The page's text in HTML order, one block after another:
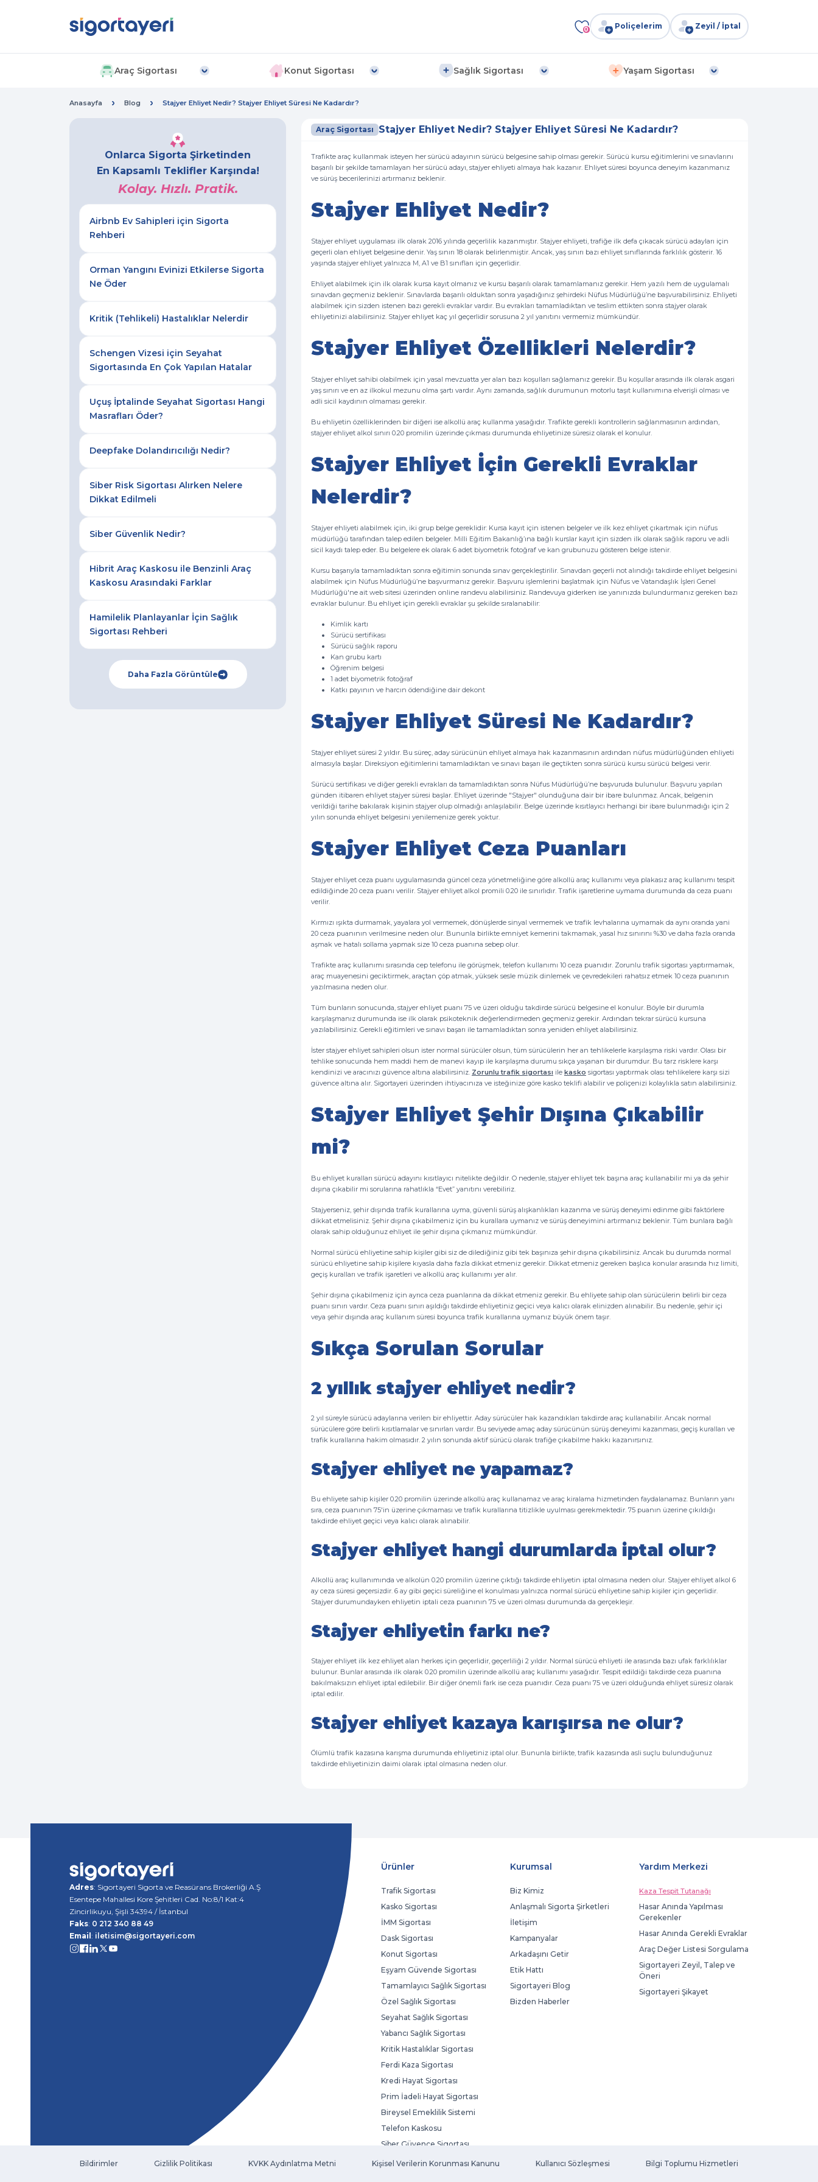
0 Poliçelerim Zeyil / İptal
Araç Sigortası Konut Sigortası Sağlık Sigortası Yaşam Sigortası
Anasayfa Blog Stajyer Ehliyet Nedir? Stajyer Ehliyet Süresi Ne Kadardır?
Onlarca Sigorta Şirketinden
En Kapsamlı Teklifler Karşında!
Kolay. Hızlı. Pratik.
Airbnb Ev Sahipleri için Sigorta
Rehberi
Orman Yangını Evinizi Etkilerse Sigorta
Ne Öder
Kritik (Tehlikeli) Hastalıklar Nelerdir
Schengen Vizesi için Seyahat
Sigortasında En Çok Yapılan Hatalar
Uçuş İptalinde Seyahat Sigortası Hangi
Masrafları Öder?
Deepfake Dolandırıcılığı Nedir?
Siber Risk Sigortası Alırken Nelere
Dikkat Edilmeli
Siber Güvenlik Nedir?
Hibrit Araç Kaskosu ile Benzinli Araç
Kaskosu Arasındaki Farklar
Hamilelik Planlayanlar İçin Sağlık
Sigortası Rehberi
Daha Fazla Görüntüle
Araç Sigortası Stajyer Ehliyet Nedir? Stajyer Ehliyet Süresi Ne Kadardır?
Trafikte araç kullanmak isteyen her sürücü adayının sürücü belgesine sahip olması gerekir. Sürücü kursu eğitimlerini ve sınavlarını
başarılı bir şekilde tamamlayan her sürücü adayı, stajyer ehliyeti almaya hak kazanır. Ehliyet süresi boyunca deneyim kazanmanız
ve sürüş becerilerinizi artırmanız beklenir.
Stajyer Ehliyet Nedir?
Stajyer ehliyet uygulaması ilk olarak 2016 yılında geçerlilik kazanmıştır. Stajyer ehliyeti, trafiğe ilk defa çıkacak sürücü adayları için
geçerli olan ehliyet belgesine denir. Yaş sınırı 18 olarak belirlenmiştir. Ancak, yaş sınırı bazı ehliyet sınıflarında farklılık gösterir. 16
yaşında stajyer ehliyet yalnızca M, A1 ve B1 sınıfları için geçerlidir.
Ehliyet alabilmek için ilk olarak kursa kayıt olmanız ve kursu başarılı olarak tamamlamanız gerekir. Hem yazılı hem de uygulamalı
sınavdan geçmeniz beklenir. Sınavlarda başarılı olduktan sonra yaşadığınız şehirdeki Nüfus Müdürlüğü’ne başvurabilirsiniz. Ehliyeti
alabilmek için sizden istenen bazı gerekli evraklar vardır. Bu evrakları tamamladıktan ve teslim ettikten sonra stajyer olarak
ehliyetinizi alabilirsiniz. Stajyer ehliyet kaç yıl geçerlidir sorusuna 2 yıl yanıtını vermemiz mümkündür.
Stajyer Ehliyet Özellikleri Nelerdir?
Stajyer ehliyet sahibi olabilmek için yasal mevzuatta yer alan bazı koşulları sağlamanız gerekir. Bu koşullar arasında ilk olarak asgari
yaş sınırı ve en az ilkokul mezunu olma şartı vardır. Aynı zamanda, sağlık durumunun motorlu taşıt kullanımına elverişli olması ve
adli sicil kaydının olmaması gerekir.
Bu ehliyetin özelliklerinden bir diğeri ise alkollü araç kullanma yasağıdır. Trafikte gerekli kontrollerin sağlanmasının ardından,
stajyer ehliyet alkol sınırı 0.20 promilin üzerinde çıkması durumunda ehliyetinize süresiz olarak el konulur.
Stajyer Ehliyet İçin Gerekli Evraklar
Nelerdir?
Stajyer ehliyeti alabilmek için, iki grup belge gereklidir: Kursa kayıt için istenen belgeler ve ilk kez ehliyet çıkartmak için nüfus
müdürlüğü tarafından talep edilen belgeler. Milli Eğitim Bakanlığ’ına bağlı kurslar kayıt için sizden ilk olarak sağlık raporu ve adli
sicil kaydı talep eder. Bu belgelere ek olarak 6 adet biyometrik fotoğraf ve kan grubunuzu gösteren belge istenir.
Kursu başarıyla tamamladıktan sonra eğitimin sonunda sınav gerçekleştirilir. Sınavdan geçerli not alındığı takdirde ehliyet belgesini
alabilmek için Nüfus Müdürlüğü’ne başvurmanız gerekir. Başvuru işlemlerini başlatmak için Nüfus ve Vatandaşlık İşleri Genel
Müdürlüğü'ne ait web sitesi üzerinden online randevu alabilirsiniz. Randevuya giderken ise yanınızda bulundurmanız gereken bazı
evraklar bulunur. Bu ehliyet için gerekli evraklar şu şekilde sıralanabilir:
Kimlik kartı
Sürücü sertifikası
Sürücü sağlık raporu
Kan grubu kartı
Öğrenim belgesi
1 adet biyometrik fotoğraf
Katkı payının ve harcın ödendiğine dair dekont
Stajyer Ehliyet Süresi Ne Kadardır?
Stajyer ehliyet süresi 2 yıldır. Bu süreç, aday sürücünün ehliyet almaya hak kazanmasının ardından nüfus müdürlüğünden ehliyeti
almasıyla başlar. Direksiyon eğitimlerini tamamladıktan ve sınavı başarı ile geçtikten sonra sürücü kursu sürücü belgesi verir.
Sürücü sertifikası ve diğer gerekli evrakları da tamamladıktan sonra Nüfus Müdürlüğü’ne başvuruda bulunulur. Başvuru yapılan
günden itibaren ehliyet stajyer süresi başlar. Ehliyet üzerinde "Stajyer" olunduğuna dair bir ibare bulunmaz. Ancak, belgenin
verildiği tarihe bakılarak kişinin stajyer olup olmadığı anlaşılabilir. Belge üzerinde kısıtlayıcı herhangi bir ibare bulunmadığı için 2
yılın sonunda ehliyet belgesini yenilemenize gerek yoktur.
Stajyer Ehliyet Ceza Puanları
Stajyer ehliyet ceza puanı uygulamasında güncel ceza yönetmeliğine göre alkollü araç kullanımı veya plakasız araç kullanımı tespit
edildiğinde 20 ceza puanı verilir. Stajyer ehliyet alkol promili 0.20 ile sınırlıdır. Trafik işaretlerine uymama durumunda da ceza puanı
verilir.
Kırmızı ışıkta durmamak, yayalara yol vermemek, dönüşlerde sinyal vermemek ve trafik levhalarına uymamak da aynı oranda yani
20 ceza puanının verilmesine neden olur. Bununla birlikte emniyet kemerini takmamak, yasal hız sınırını %30 ve daha fazla oranda
aşmak ve hatalı sollama yapmak size 10 ceza puanına sebep olur.
Trafikte araç kullanımı sırasında cep telefonu ile görüşmek, telefon kullanımı 10 ceza puanıdır. Zorunlu trafik sigortası yaptırmamak,
araç muayenesini geciktirmek, araçtan çöp atmak, yüksek sesle müzik dinlemek ve çevredekileri rahatsız etmek 10 ceza puanının
yazılmasına neden olur.
Tüm bunların sonucunda, stajyer ehliyet puanı 75 ve üzeri olduğu takdirde sürücü belgesine el konulur. Böyle bir durumla
karşılaşmanız durumunda ise ilk olarak psikoteknik değerlendirmeden geçmeniz gerekir. Ardından tekrar sürücü kursuna
yazılabilirsiniz. Gerekli eğitimleri ve sınavı başarı ile tamamladıktan sonra yeniden ehliyet alabilirsiniz.
İster stajyer ehliyet sahipleri olsun ister normal sürücüler olsun, tüm sürücülerin her an tehlikelerle karşılaşma riski vardır. Olası bir
tehlike sonucunda hem maddi hem de manevi kayıp ile karşılaşma durumu sıkça yaşanan bir durumdur. Bu tarz risklere karşı
kendinizi ve aracınızı güvence altına alabilirsiniz. Zorunlu trafik sigortası ile kasko sigortası yaptırmak olası tehlikelere karşı sizi
güvence altına alır. Sigortayeri üzerinden ihtiyacınıza ve isteğinize göre kasko teklifi alabilir ve poliçenizi kolaylıkla satın alabilirsiniz.
Stajyer Ehliyet Şehir Dışına Çıkabilir
mi?
Bu ehliyet kuralları sürücü adayını kısıtlayıcı nitelikte değildir. O nedenle, stajyer ehliyet tek başına araç kullanabilir mi ya da şehir
dışına çıkabilir mi sorularına rahatlıkla “Evet” yanıtını verebiliriz.
Stajyerseniz, şehir dışında trafik kurallarına uyma, güvenli sürüş alışkanlıkları kazanma ve sürüş deneyimi edinme gibi faktörlere
dikkat etmelisiniz. Şehir dışına çıkabilmeniz için bu kurallara uymanız ve sürüş deneyimini artırmanız beklenir. Tüm bunlara bağlı
olarak sahip olduğunuz ehliyet ile şehir dışına çıkmanız mümkündür.
Normal sürücü ehliyetine sahip kişiler gibi siz de dilediğiniz gibi tek başınıza şehir dışına çıkabilirsiniz. Ancak bu durumda normal
sürücü ehliyetine sahip kişilere kıyasla daha fazla dikkat etmeniz gerekir. Dikkat etmeniz gereken başlıca konular arasında hız limiti,
geçiş kuralları ve trafik işaretleri ve alkollü araç kullanımı yer alır.
Şehir dışına çıkabilmeniz için ayrıca ceza puanlarına da dikkat etmeniz gerekir. Bu ehliyete sahip olan sürücülerin belirli bir ceza
puanı sınırı vardır. Ceza puanı sınırı aşıldığı takdirde ehliyetiniz geçici veya kalıcı olarak elinizden alınabilir. Bu nedenle, şehir içi
veya şehir dışında araç kullanım süresi boyunca trafik kurallarına uymanız büyük önem taşır.
Sıkça Sorulan Sorular
2 yıllık stajyer ehliyet nedir?
2 yıl süreyle sürücü adaylarına verilen bir ehliyettir. Aday sürücüler hak kazandıkları takdirde araç kullanabilir. Ancak normal
sürücülere göre belirli kısıtlamalar ve sınırları vardır. Bu seviyede amaç aday sürücünün sürüş deneyimi kazanması, geçiş kuralları ve
trafik kurallarına hakim olmasıdır. 2 yılın sonunda aktif sürücü olarak trafiğe çıkabilme hakkı kazanırsınız.
Stajyer ehliyet ne yapamaz?
Bu ehliyete sahip kişiler 0.20 promilin üzerinde alkollü araç kullanamaz ve araç kiralama hizmetinden faydalanamaz. Bunların yanı
sıra, ceza puanının 75'in üzerine çıkmaması ve trafik kurallarına titizlikle uyulması gerekmektedir. 75 puanın üzerine çıkıldığı
takdirde ehliyet geçici veya kalıcı olarak alınabilir.
Stajyer ehliyet hangi durumlarda iptal olur?
Alkollü araç kullanımında ve alkolün 0.20 promilin üzerine çıktığı takdirde ehliyetin iptal olmasına neden olur. Stajyer ehliyet alkol 6
ay ceza süresi geçersizdir. 6 ay gibi geçici süreliğine el konulması yalnızca normal sürücü ehliyetine sahip kişiler için geçerlidir.
Stajyer durumundayken ehliyetin iptali ceza puanının 75 ve üzeri olması durumunda da gerçekleşir.
Stajyer ehliyetin farkı ne?
Stajyer ehliyet ilk kez ehliyet alan herkes için geçerlidir, geçerliliği 2 yıldır. Normal sürücü ehliyeti ile arasında bazı ufak farklılıklar
bulunur. Bunlar arasında ilk olarak 0.20 promilin üzerinde alkollü araç kullanımı yasağıdır. Tespit edildiği takdirde ceza puanına
bakılmaksızın ehliyet iptal edilebilir. Bir diğer önemli fark ise ceza puanıdır. Ceza puanı 75 ve üzeri olduğunda ehliyet süresiz olarak
iptal edilir.
Stajyer ehliyet kazaya karışırsa ne olur?
Ölümlü trafik kazasına karışma durumunda ehliyetiniz iptal olur. Bununla birlikte, trafik kazasında asli suçlu bulunduğunuz
takdirde ehliyetinizin daimi olarak iptal olmasına neden olur.
Adres: Sigortayeri Sigorta ve Reasürans Brokerliği A.Ş
Esentepe Mahallesi Kore Şehitleri Cad. No:8/1 Kat:4
Zincirlikuyu, Şişli 34394 / İstanbul
Faks: 0 212 340 88 49
Email : iletisim@sigortayeri.com
Ürünler
Trafik Sigortası
Kasko Sigortası
İMM Sigortası
Dask Sigortası
Konut Sigortası
Eşyam Güvende Sigortası
Tamamlayıcı Sağlık Sigortası
Özel Sağlık Sigortası
Seyahat Sağlık Sigortası
Yabancı Sağlık Sigortası
Kritik Hastalıklar Sigortası
Ferdi Kaza Sigortası
Kredi Hayat Sigortası
Prim İadeli Hayat Sigortası
Bireysel Emeklilik Sistemi
Telefon Kaskosu
Siber Güvence Sigortası
Evcil Hayvan Sigortası
Kurumsal
Biz Kimiz
Anlaşmalı Sigorta Şirketleri
İletişim
Kampanyalar
Arkadaşını Getir
Etik Hattı
Sigortayeri Blog
Bizden Haberler
Yardım Merkezi
Kaza Tespit Tutanağı
Hasar Anında Yapılması
Gerekenler
Hasar Anında Gerekli Evraklar
Araç Değer Listesi Sorgulama
Sigortayeri Zeyil, Talep ve
Öneri
Sigortayeri Şikayet
Bildirimler Gizlilik Politikası KVKK Aydınlatma Metni Kişisel Verilerin Korunması Kanunu Kullanıcı Sözleşmesi Bilgi Toplumu Hizmetleri